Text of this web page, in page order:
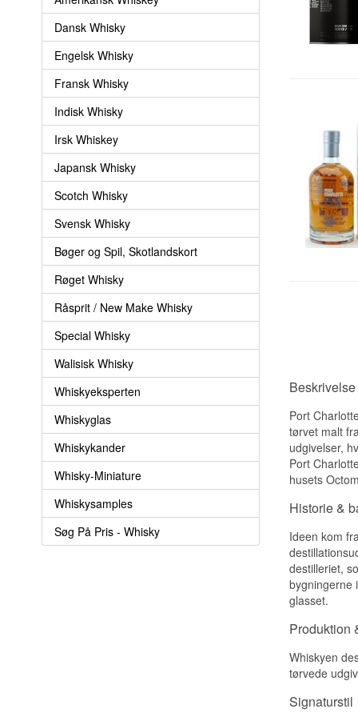
Dansk Whisky
Engelsk Whisky
Fransk Whisky
Indisk Whisky
Irsk Whiskey
Japansk Whisky
Scotch Whisky
Svensk Whisky
Bøger og Spil, Skotlandskort
Røget Whisky
Råsprit / New Make Whisky
Special Whisky
Walisisk Whisky
Whiskyeksperten
Whiskyglas
Whiskykander
Whisky-Miniature
Whiskysamples
Søg På Pris - Whisky
Port
tørvet malt
udgivelser,
Port
husets
Historie &
Ideen kom
destilleriet,
bygningerne
glasset.
Produktion
Whiskyen
tørvede
Signaturstil